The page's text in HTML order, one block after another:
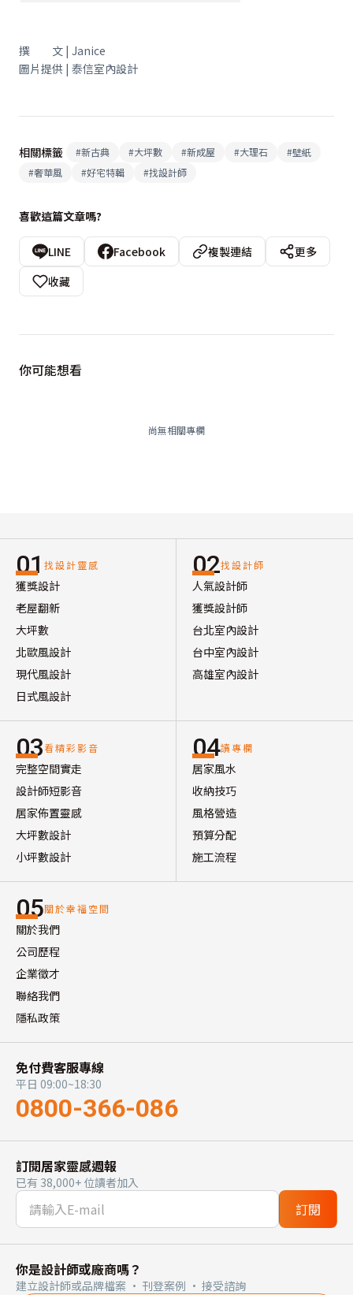
撰 文 | Janice
圖片提供 | 泰信室內設計
相關標籤 #新古典 #大坪數 #新成屋 #大理石 #壁紙
#奢華風 #好宅特輯 #找設計師
喜歡這篇文章嗎?
LINE Facebook 複製連結
更多
收藏
你可能想看
尚無相關專欄
01 找設計靈感
獲獎設計
老屋翻新
大坪數
北歐風設計
現代風設計
日式風設計
02找設計師
人氣設計師
獲獎設計師
台北室內設計
台中室內設計
高雄室內設計
03看精彩影音
完整空間實走
設計師短影音
居家佈置靈感
大坪數設計
小坪數設計
04讀專欄
居家風水
收納技巧
風格營造
預算分配
施工流程
05關於幸福空間
關於我們
公司歷程
企業徵才
聯絡我們
隱私政策
免付費客服專線
平日 09:00~18:30
0800-366-086
訂閱居家靈感週報
已有 38,000+ 位讀者加入
訂閱
你是設計師或廠商嗎？
建立設計師或品牌檔案 · 刊登案例 · 接受諮詢